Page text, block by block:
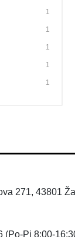
1
1
1
1
1
271, 43801
Pi 8:00-